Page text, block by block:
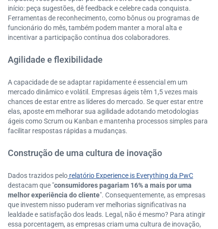
início: peça sugestões, dê feedback e celebre cada conquista.
Ferramentas de reconhecimento, como bônus ou programas de
funcionário do mês, também podem manter a moral alta e
incentivar a participação contínua dos colaboradores.
Agilidade e flexibilidade
A capacidade de se adaptar rapidamente é essencial em um
mercado dinâmico e volátil. Empresas ágeis têm 1,5 vezes mais
chances de estar entre as líderes do mercado. Se quer estar entre
elas, aposte em melhorar sua agilidade adotando metodologias
ágeis como Scrum ou Kanban e mantenha processos simples para
facilitar respostas rápidas a mudanças.
Construção de uma cultura de inovação
Dados trazidos pelo relatório Experience is Everything da PwC
destacam que "consumidores pagariam 16% a mais por uma
melhor experiência do cliente". Consequentemente, as empresas
que investem nisso puderam ver melhorias significativas na
lealdade e satisfação dos leads​. Legal, não é mesmo? Para atingir
essa porcentagem, as empresas criam uma cultura de inovação,